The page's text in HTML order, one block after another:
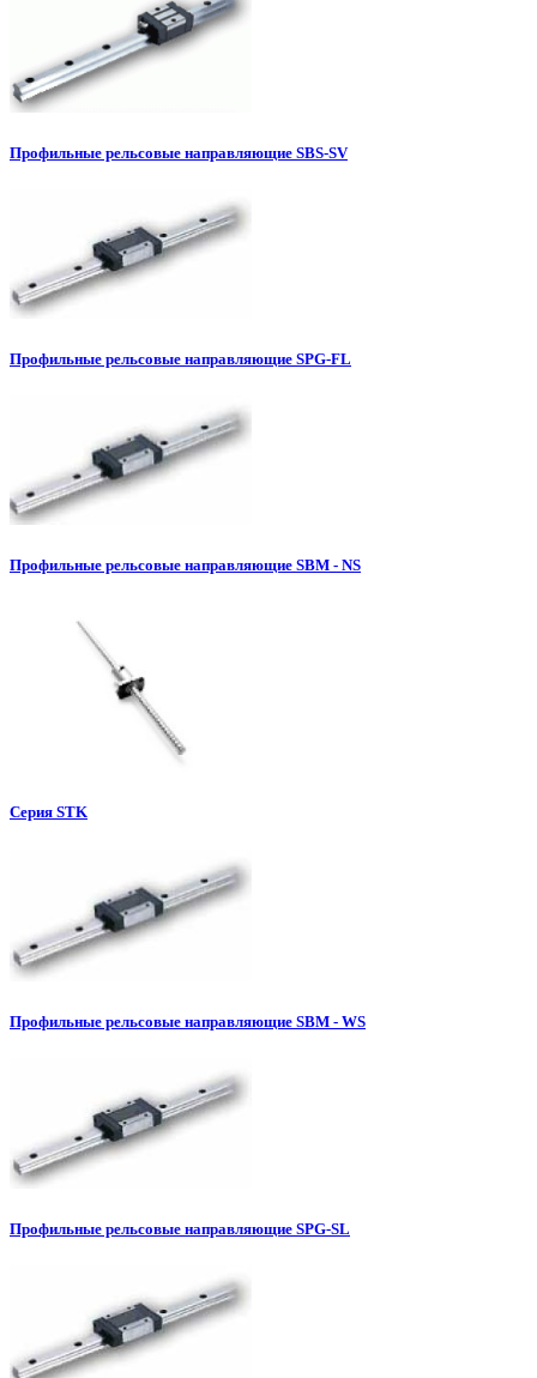
Профильные рельсовые направляющие SBS-SV
Профильные рельсовые направляющие SPG-FL
Профильные рельсовые направляющие SBM - NS
Серия STK
Профильные рельсовые направляющие SBM - WS
Профильные рельсовые направляющие SPG-SL